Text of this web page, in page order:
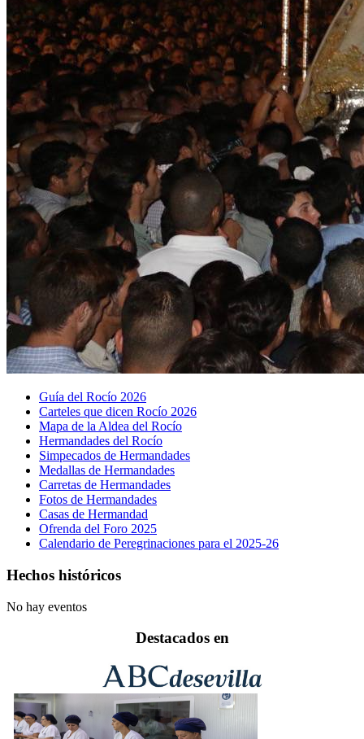
Guía del Rocío 2026
Carteles que dicen Rocío 2026
Mapa de la Aldea del Rocío
Hermandades del Rocío
Simpecados de Hermandades
Medallas de Hermandades
Carretas de Hermandades
Fotos de Hermandades
Casas de Hermandad
Ofrenda del Foro 2025
Calendario de Peregrinaciones para el 2025-26
Hechos históricos
No hay eventos
Destacados en